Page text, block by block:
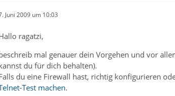
Juni 2009 um 10:03
ragatzi,
mal genauer dein Vorgehen und vor
du für dich behalten).
du eine Firewall hast, richtig konfigurieren
Test machen.